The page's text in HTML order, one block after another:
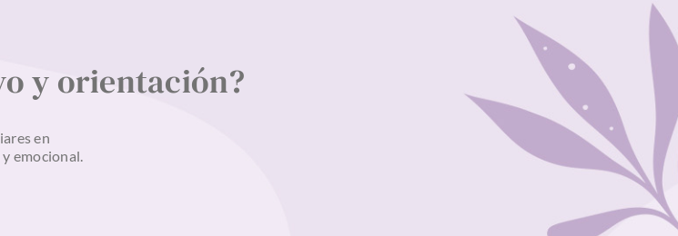
y orientación?
en
emocional.